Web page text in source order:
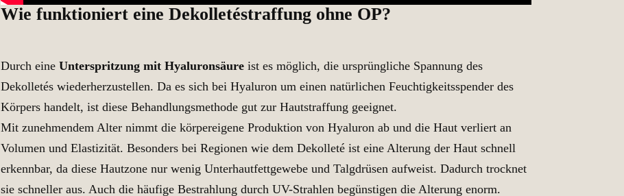
Wie funktioniert eine Dekolletéstraffung ohne OP?
Durch eineUnterspritzung mit Hyaluronsäure ist es möglich, die ursprüngliche Spannung des
Dekolletés wiederherzustellen. Da es sich bei Hyaluron um einen natürlichen Feuchtigkeitsspender des
Körpers handelt, ist diese Behandlungsmethode gut zur Hautstraffung geeignet.
Mit zunehmendem Alter nimmt die körpereigene Produktion von Hyaluron ab und die Haut verliert an
Volumen und Elastizität. Besonders bei Regionen wie dem Dekolleté ist eine Alterung der Haut schnell
erkennbar, da diese Hautzone nur wenig Unterhautfettgewebe und Talgdrüsen aufweist. Dadurch trocknet
sie schneller aus. Auch die häufige Bestrahlung durch UV-Strahlen begünstigen die Alterung enorm.